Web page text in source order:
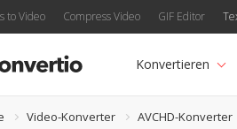
to Video Compress Video GIF Editor
Konvertieren
Video-Konverter AVCHD-Konverter